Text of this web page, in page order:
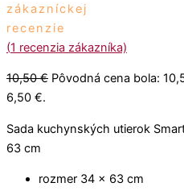
zákazníckej
recenzie
(1 recenzia zákazníka)
10,50€ Pôvodná cena bola:
6,50 €.
Sada kuchynských utierok
63 cm
rozmer 34 x 63 cm